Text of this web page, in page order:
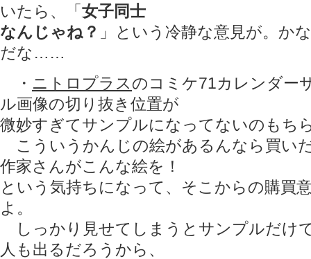
いたら、「女子同士
なんじゃね？ 」という冷静な意見が。か
だな……
・ ニトロプラスのコミケ71カレンダー
ル画像の切り抜き位置が
微妙すぎてサンプルになってないのもち
こういうかんじの絵があるんなら買い
作家さんがこんな絵を！
という気持ちになって、そこからの購買
よ。
しっかり見せてしまうとサンプルだけ
人も出るだろうから、